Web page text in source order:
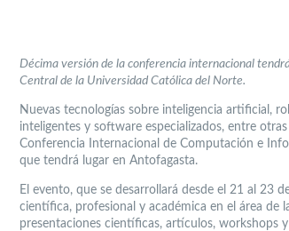
Décima versión de la conferencia internacional
Central de la Universidad Católica del Norte.
Nuevas tecnologías sobre inteligencia artificial,
inteligentes y software especializados, entre
Conferencia Internacional de Computación e
que tendrá lugar en Antofagasta.
El evento, que se desarrollará desde el 21 al 23
científica, profesional y académica en el área de
presentaciones científicas, artículos, workshops